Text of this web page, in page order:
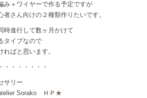
み＋ワイヤーで作る予定ですが
さん向けの２種類作りたいです。
時進行して数ヶ月かけて
タイプなので
ばと思います。
・・・・・・・
サリー
Sorako ＨＰ ★